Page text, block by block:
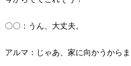
〇〇：うん、大丈夫。
アルマ：じゃあ、家に向かうから